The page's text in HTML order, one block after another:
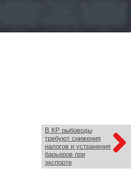
В КР рыбоводы
требуют снижения
налогов и устранения
барьеров при
экспорте